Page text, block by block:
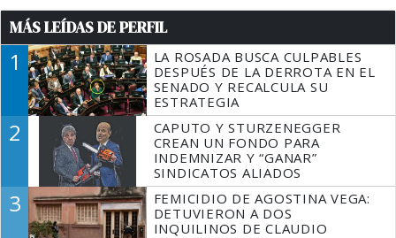
MÁS LEÍDAS DE PERFIL
1
LA ROSADA BUSCA CULPABLES
DESPUÉS DE LA DERROTA EN EL
SENADO Y RECALCULA SU
ESTRATEGIA
2
CAPUTO Y STURZENEGGER
CREAN UN FONDO PARA
INDEMNIZAR Y “GANAR”
SINDICATOS ALIADOS
3
FEMICIDIO DE AGOSTINA VEGA:
DETUVIERON A DOS
INQUILINOS DE CLAUDIO